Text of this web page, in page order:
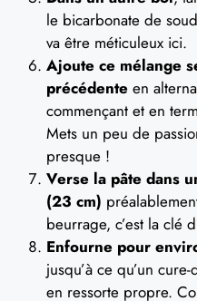
le bicarbonate de
va être méticuleux ici.
Ajoute ce mélange
précédente en
commençant et en
Mets un peu de
presque !
Verse la pâte dans
(23 cm)
beurrage, c’est la clé
Enfourne pour
jusqu’à ce qu’un
en ressorte propre.